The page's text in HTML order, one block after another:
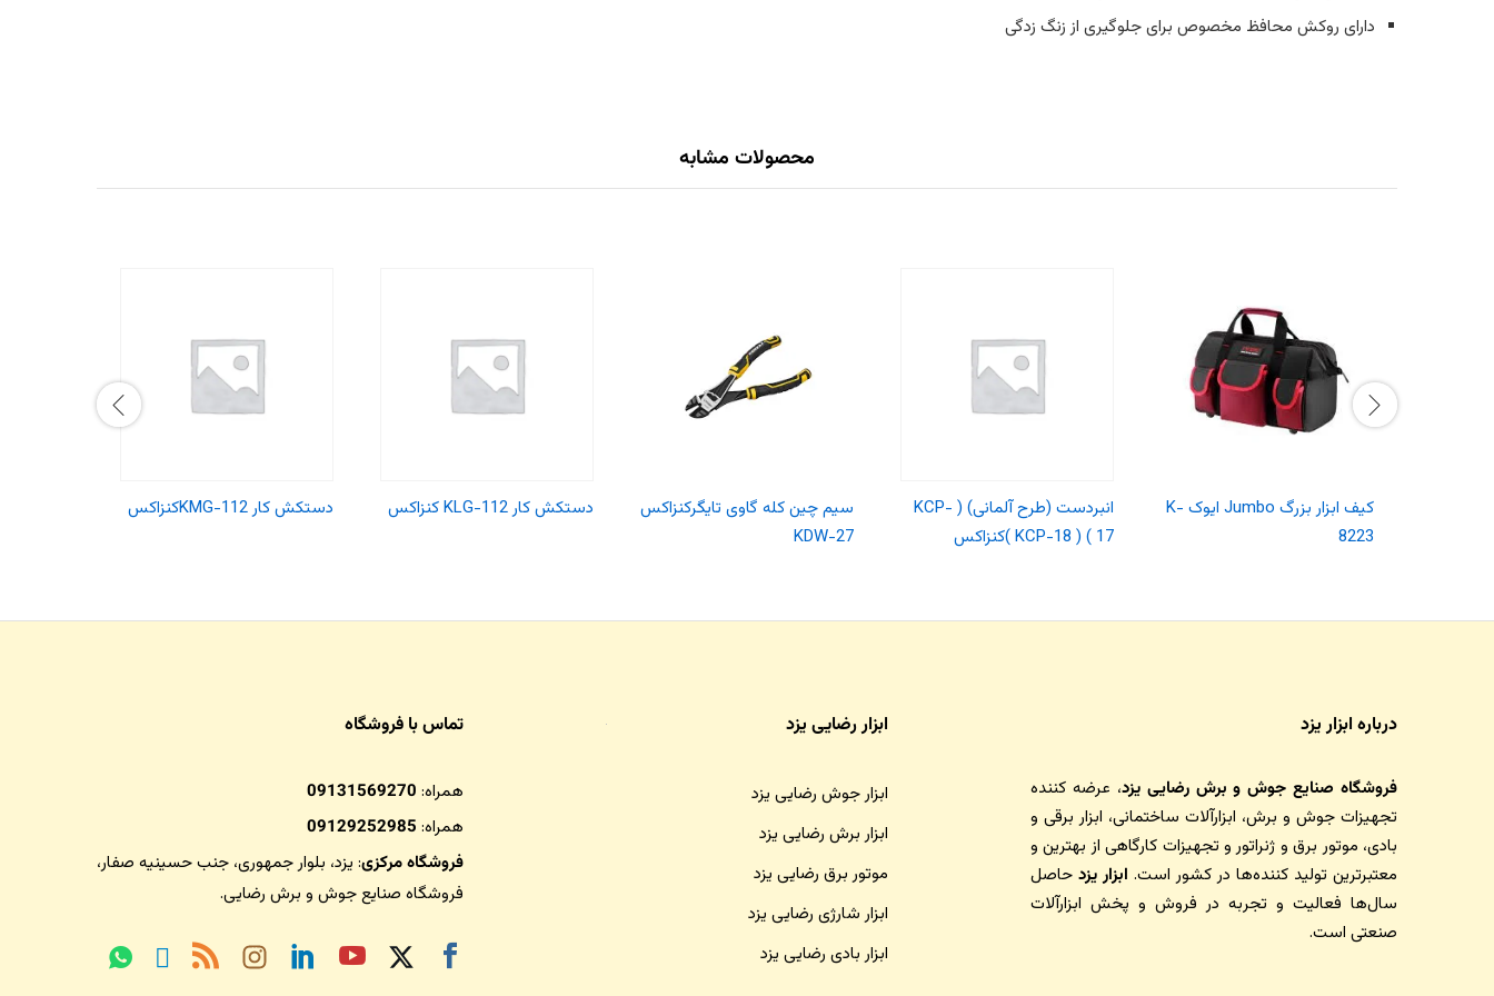
دارای روکش محافظ مخصوص برای جلوگیری از زنگ زدگی
محصولات مشابه
کیف ابزار بزرگ Jumbo ایوک K-
8223
انبردست (طرح آلمانی) ( KCP-
17 ) ( KCP-18 )کنزاکس
سیم چین کله گاوی تایگرکنزاکس
KDW-27
دستکش کار KLG-112 کنزاکس
دستکش کار KMG-112کنزاکس
درباره ابزار یزد
فروشگاه صنایع جوش و برش رضایی یزد، عرضه کننده
تجهیزات جوش و برش، ابزارآلات ساختمانی، ابزار برقی و
بادی، موتور برق و ژنراتور و تجهیزات کارگاهی از بهترین و
معتبرترین تولید کننده‌ها در کشور است. ابزار یزد حاصل
سال‌ها فعالیت و تجربه در فروش و پخش ابزارآلات
صنعتی است.
ابزار رضایی یزد
ابزار جوش رضایی یزد
ابزار برش رضایی یزد
موتور برق رضایی یزد
ابزار شارژی رضایی یزد
ابزار بادی رضایی یزد
تماس با فروشگاه
همراه: 09131569270
همراه: 09129252985
فروشگاه مرکزی: یزد، بلوار جمهوری، جنب حسینیه صفار،
فروشگاه صنایع جوش و برش رضایی.